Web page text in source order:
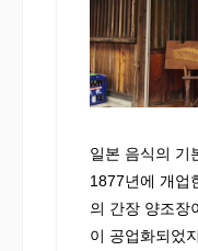
일본 음식의 기
1877년에 개업
의 간장 양조장
이 공업화되었